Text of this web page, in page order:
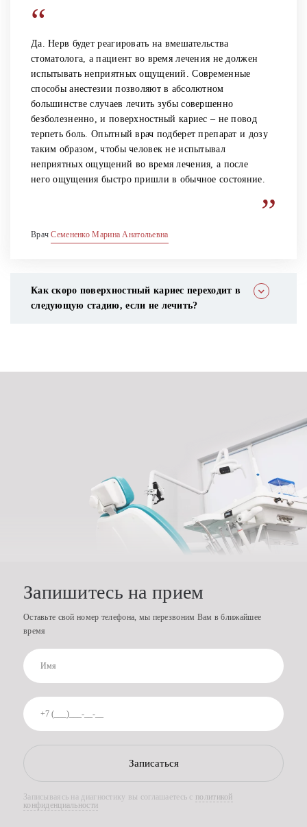
“
Да. Нерв будет реагировать на вмешательства
стоматолога, а пациент во время лечения не должен
испытывать неприятных ощущений. Современные
способы анестезии позволяют в абсолютном
большинстве случаев лечить зубы совершенно
безболезненно, и поверхностный кариес – не повод
терпеть боль. Опытный врач подберет препарат и дозу
таким образом, чтобы человек не испытывал
неприятных ощущений во время лечения, а после
него ощущения быстро пришли в обычное состояние.
”
ВрачСемененко Марина Анатольевна
Как скоро поверхностный кариес переходит в
следующую стадию, если не лечить?
Запишитесь на прием
Оставьте свой номер телефона, мы перезвоним Вам в ближайшее
время
Записаться
Записываясь на диагностику вы соглашаетесь с политикой
конфиденциальности